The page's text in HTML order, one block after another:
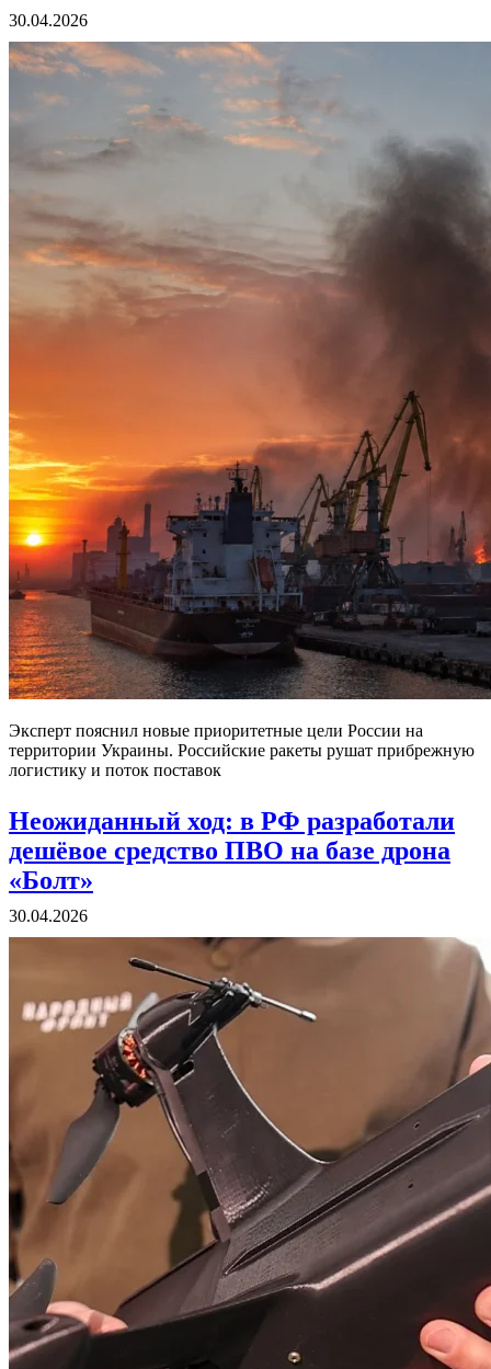
30.04.2026
Эксперт пояснил новые приоритетные цели России на
территории Украины. Российские ракеты рушат прибрежную
логистику и поток поставок
Неожиданный ход: в РФ разработали
дешёвое средство ПВО на базе дрона
«Болт»
30.04.2026